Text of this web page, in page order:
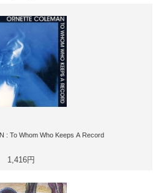
: To Whom Who Keeps A Record
1,416円